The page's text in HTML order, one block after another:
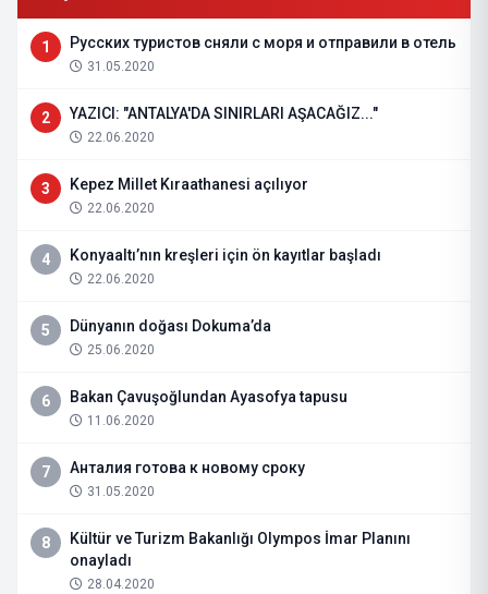
1 Русских туристов сняли с моря и отправили в отель
31.05.2020
2 YAZICI: "ANTALYA'DA SINIRLARI AŞACAĞIZ..."
22.06.2020
3 Kepez Millet Kıraathanesi açılıyor
22.06.2020
4 Konyaaltı’nın kreşleri için ön kayıtlar başladı
22.06.2020
5 Dünyanın doğası Dokuma’da
25.06.2020
6 Bakan Çavuşoğlundan Ayasofya tapusu
11.06.2020
7 Анталия готова к новому сроку
31.05.2020
8
Kültür ve Turizm Bakanlığı Olympos İmar Planını
onayladı
28.04.2020